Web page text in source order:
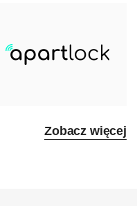
Zobacz więcej